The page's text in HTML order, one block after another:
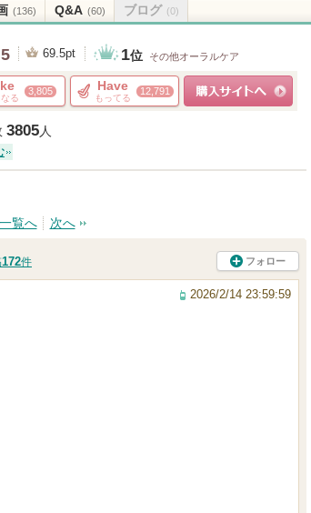
(136) Q&A (60) ブログ (0)
69.5pt 1位 その他オーラルケア
る
3,805 Have
もってる
12,791
3805人
一覧へ 次へ
172件 フォロー
2026/2/14 23:59:59